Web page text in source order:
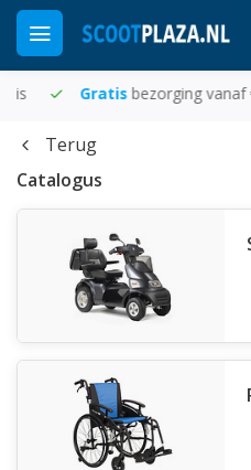
Gratisbezorging vanaf €50
Terug
Catalogus